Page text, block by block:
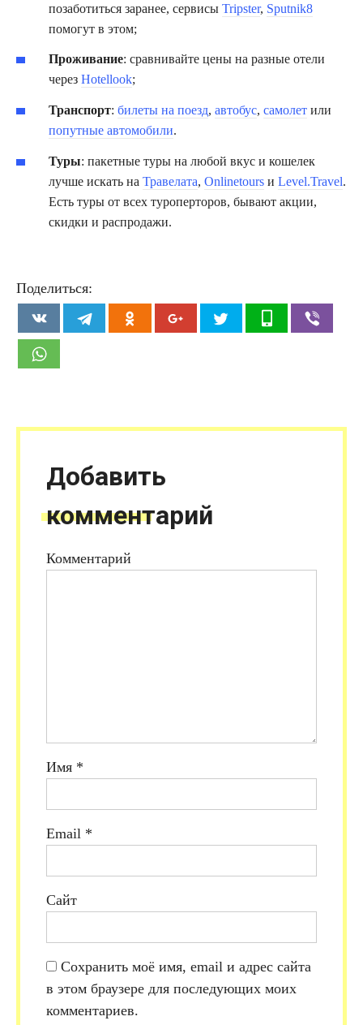
позаботиться заранее, сервисы Tripster, Sputnik8
помогут в этом;
Проживание: сравнивайте цены на разные отели
через Hotellook;
Транспорт: билеты на поезд, автобус, самолет или
попутные автомобили.
Туры: пакетные туры на любой вкус и кошелек
лучше искать на Травелата, Onlinetours и Level.Travel.
Есть туры от всех туроперторов, бывают акции,
скидки и распродажи.
Поделиться:
Добавить
комментарий
Комментарий
Имя *
Email *
Сайт
Сохранить моё имя, email и адрес сайта
в этом браузере для последующих моих
комментариев.